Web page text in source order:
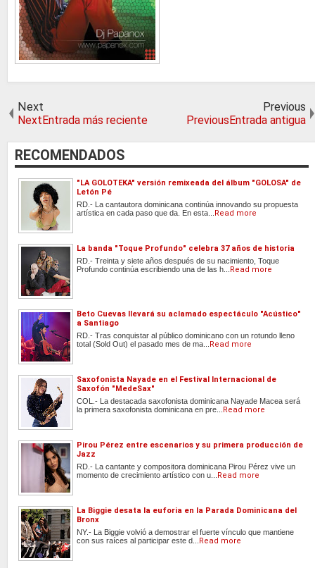
Next
NextEntrada más reciente
Previous
PreviousEntrada antigua
RECOMENDADOS
"LA GOLOTEKA" versión remixeada del álbum "GOLOSA" de
Letón Pé
RD.- La cantautora dominicana continúa innovando su propuesta
artística en cada paso que da. En esta... Read more
La banda "Toque Profundo" celebra 37 años de historia
RD.- Treinta y siete años después de su nacimiento, Toque
Profundo continúa escribiendo una de las h... Read more
Beto Cuevas llevará su aclamado espectáculo "Acústico"
a Santiago
RD.- Tras conquistar al público dominicano con un rotundo lleno
total (Sold Out) el pasado mes de ma... Read more
Saxofonista Nayade en el Festival Internacional de
Saxofón "MedeSax"
COL.- La destacada saxofonista dominicana Nayade Macea será
la primera saxofonista dominicana en pre... Read more
Pirou Pérez entre escenarios y su primera producción de
Jazz
RD.- La cantante y compositora dominicana Pirou Pérez vive un
momento de crecimiento artístico con u... Read more
La Biggie desata la euforia en la Parada Dominicana del
Bronx
NY.- La Biggie volvió a demostrar el fuerte vínculo que mantiene
con sus raíces al participar este d... Read more